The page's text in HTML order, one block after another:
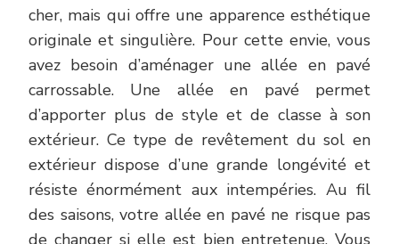
cher, mais qui offre une apparence esthétique
originale et singulière. Pour cette envie, vous
avez besoin d’aménager une allée en pavé
carrossable. Une allée en pavé permet
d’apporter plus de style et de classe à son
extérieur. Ce type de revêtement du sol en
extérieur dispose d’une grande longévité et
résiste énormément aux intempéries. Au fil
des saisons, votre allée en pavé ne risque pas
de changer si elle est bien entretenue. Vous